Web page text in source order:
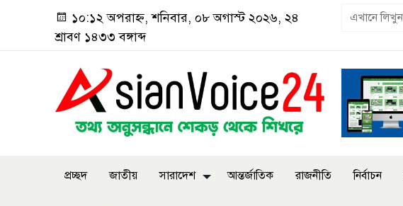
১০:১২ অপরাহ্ন, শনিবার, ০৮ অগাস্ট ২০২৬, ২৪
শ্রাবণ ১৪৩৩ বঙ্গাব্দ
প্রচ্ছদ জাতীয় সারাদেশ আন্তর্জাতিক রাজনীতি নির্বাচন